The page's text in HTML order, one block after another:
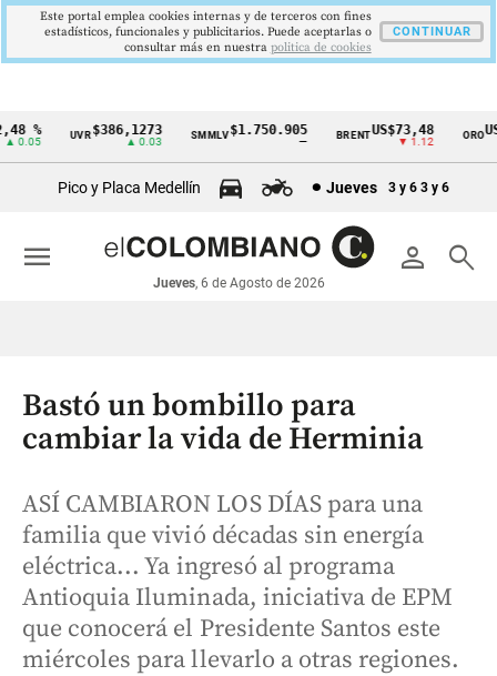
Cintillo
económicos
Colombia
% UVR$386,1273
▲ 0.03
SMMLV $1.750.905 BRENTUS$73,48
▼ 1.12
ORO
Pico y Placa Medellín Jueves 3 y 6 3 y 6
person search
Jueves, 6 de Agosto de 2026
menu
Bastó un bombillo para
cambiar la vida de Herminia
ASÍ CAMBIARON LOS DÍAS para una
familia que vivió décadas sin energía
eléctrica... Ya ingresó al programa
Antioquia Iluminada, iniciativa de EPM
que conocerá el Presidente Santos este
miércoles para llevarlo a otras regiones.
Este portal emplea cookies internas y de terceros con fines
estadísticos, funcionales y publicitarios. Puede aceptarlas o
consultar más en nuestra politica de cookies
CONTINUAR